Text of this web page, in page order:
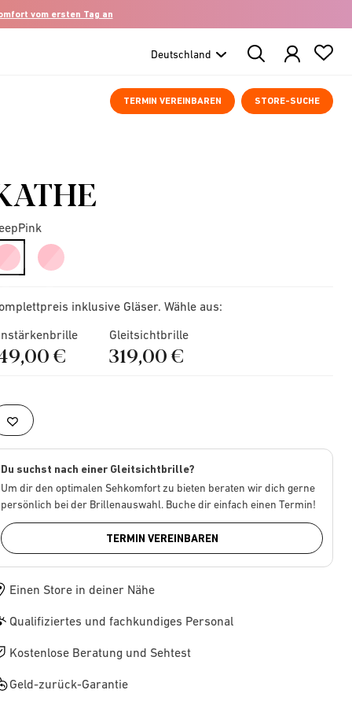
vom ersten Tag an
Search
Products
TERMIN VEREINBAREN STORE-SUCHE
selected
inklusive Gläser. Wähle aus:
€
Gleitsichtbrille
319,00 €
Du suchst nach einer Gleitsichtbrille?
Um dir den optimalen Sehkomfort zu bieten beraten wir dich gerne
persönlich bei der Brillenauswahl. Buche dir einfach einen Termin!
TERMIN VEREINBAREN
Einen Store in deiner Nähe
Qualifiziertes und fachkundiges Personal
Kostenlose Beratung und Sehtest
Geld-zurück-Garantie